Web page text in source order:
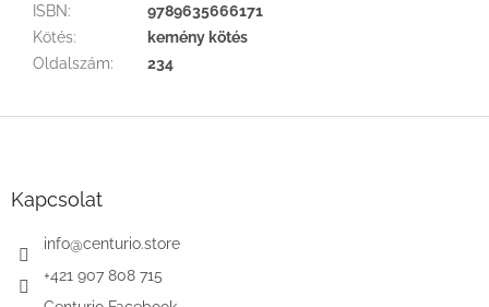
ISBN:
9789635666171
Kötés:
kemény kötés
Oldalszám: 234
Kapcsolat
info@centurio.store
+421 907 808 715